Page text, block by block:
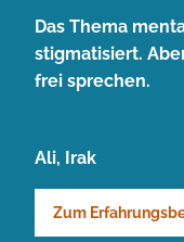
Das Thema
stigmatisiert.
frei sprechen.
Ali, Irak
Zum